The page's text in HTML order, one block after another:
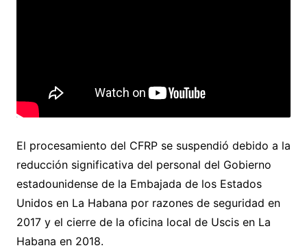
El procesamiento del CFRP se suspendió debido a la
reducción significativa del personal del Gobierno
estadounidense de la Embajada de los Estados
Unidos en La Habana por razones de seguridad en
2017 y el cierre de la oficina local de Uscis en La
Habana en 2018.